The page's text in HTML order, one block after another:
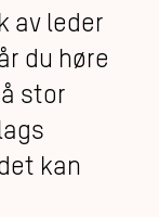
av leder
du høre
stor
kan